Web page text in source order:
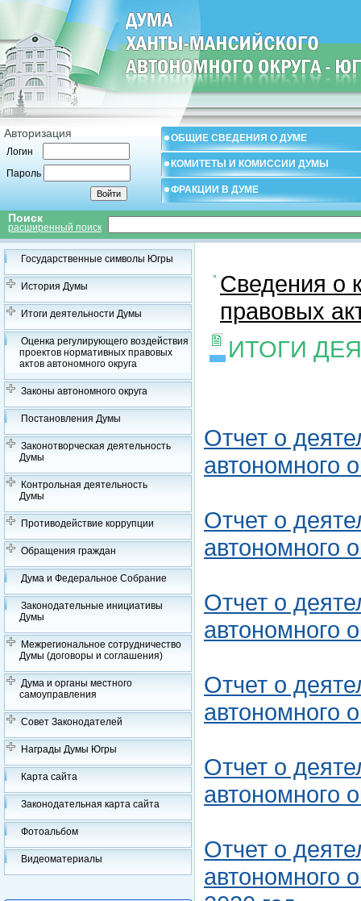
Авторизация
Логин
Пароль
ОБЩИЕ СВЕДЕНИЯ О ДУМЕ
КОМИТЕТЫ И КОМИССИИ ДУМЫ
ФРАКЦИИ В ДУМЕ
Поиск
расширенный поиск
Государственные символы Югры
История Думы
Итоги деятельности Думы
Оценка регулирующего воздействия
проектов нормативных правовых
актов автономного округа
Законы автономного округа
Постановления Думы
Законотворческая деятельность
Думы
Контрольная деятельность
Думы
Противодействие коррупции
Обращения граждан
Дума и Федеральное Собрание
Законодательные инициативы
Думы
Межрегиональное сотрудничество
Думы (договоры и соглашения)
Дума и органы местного
самоуправления
Совет Законодателей
Награды Думы Югры
Карта сайта
Законодательная карта сайта
Фотоальбом
Видеоматериалы
Сведения о
правовых
ИТОГИ
Отчет о
автономного
Отчет о
автономного
Отчет о
автономного
Отчет о
автономного
Отчет о
автономного
Отчет о
автономного